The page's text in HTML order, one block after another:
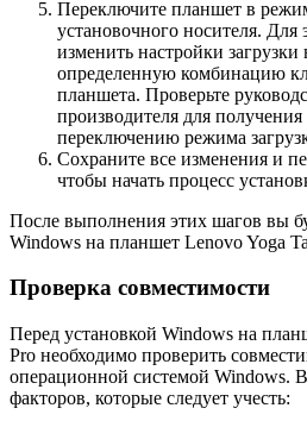
Переключите планшет в
установочного носителя. Для
изменить настройки
определенную комбинацию
планшета. Проверьте
производителя для
переключению режима
Сохраните все изменения и
чтобы начать процесс
После выполнения этих шагов вы
Windows на планшет Lenovo Yoga
Проверка совместимости
Перед установкой Windows на
Pro необходимо проверить
операционной системой Windows.
факторов, которые следует учесть: